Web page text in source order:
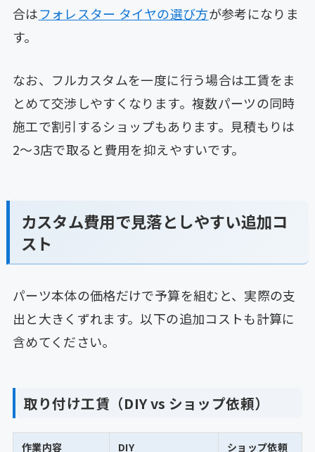
合はフォレスター タイヤの選び方が参考になりま
す。
なお、フルカスタムを一度に行う場合は工賃をま
とめて交渉しやすくなります。複数パーツの同時
施工で割引するショップもあります。見積もりは
2〜3店で取ると費用を抑えやすいです。
カスタム費用で見落としやすい追加コ
スト
パーツ本体の価格だけで予算を組むと、実際の支
出と大きくずれます。以下の追加コストも計算に
含めてください。
取り付け工賃（DIY vs ショップ依頼）
作業内容 DIY ショップ依頼